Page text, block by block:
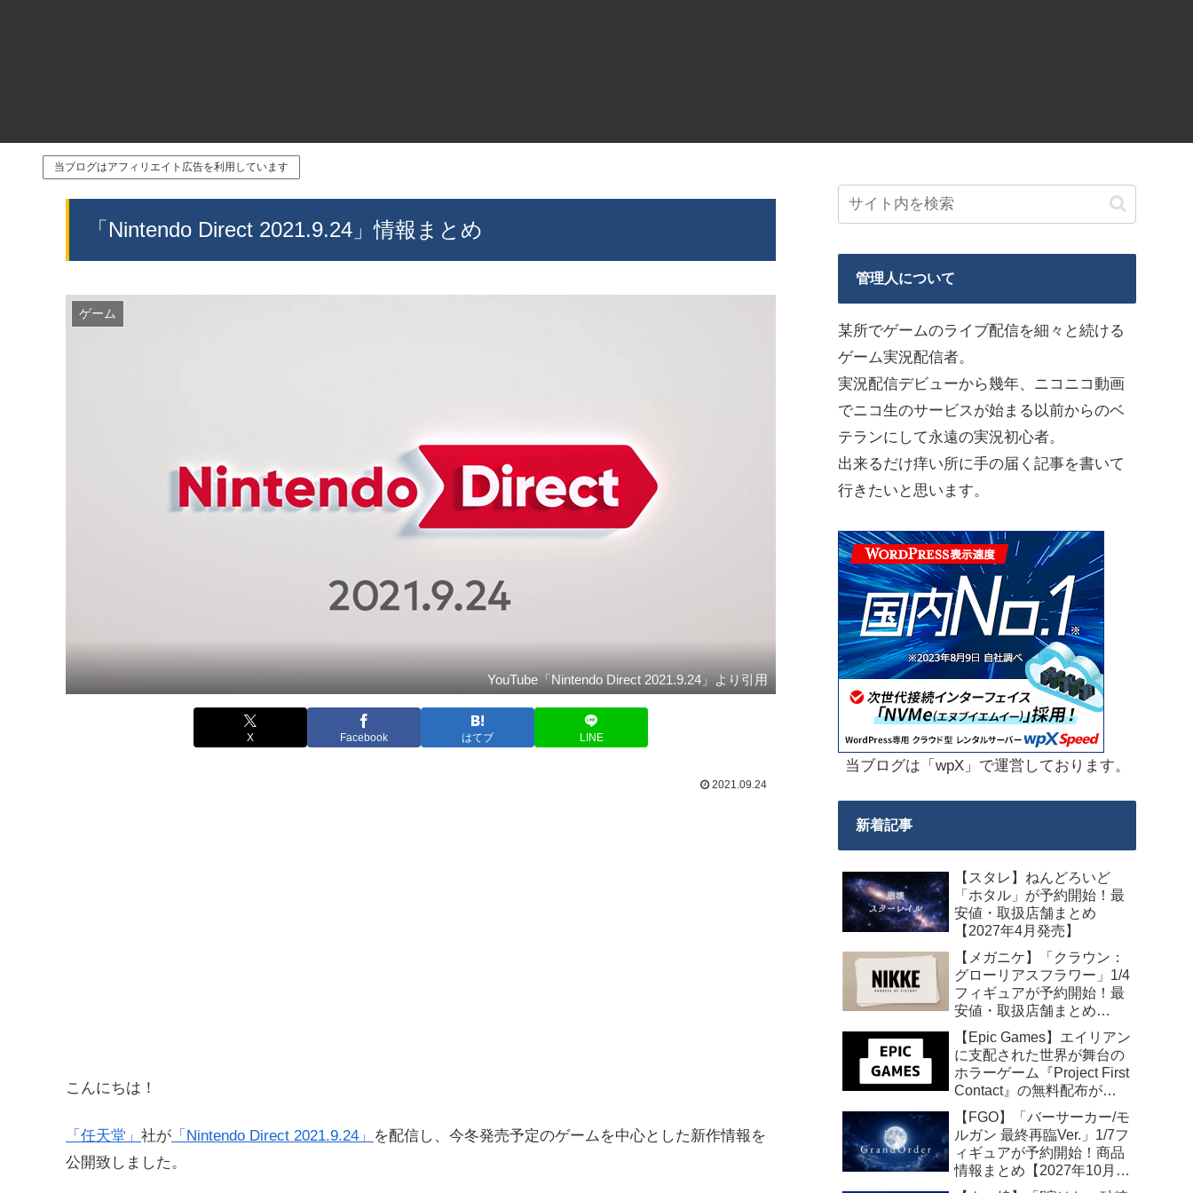
当ブログはアフィリエイト広告を利用しています
「Nintendo Direct 2021.9.24」情報まとめ
ゲーム
YouTube「Nintendo Direct 2021.9.24」より引用
X Facebook はてブ LINE
2021.09.24
こんにちは！
「任天堂」 社が 「Nintendo Direct 2021.9.24」
を配信し、今冬発売予定のゲームを中心とした新作情報を
公開致しました。
管理人について
某所でゲームのライブ配信を細々と続ける
ゲーム実況配信者。
実況配信デビューから幾年、ニコニコ動画
でニコ生のサービスが始まる以前からのベ
テランにして永遠の実況初心者。
出来るだけ痒い所に手の届く記事を書いて
行きたいと思います。
当ブログは「wpX」で運営しております。
新着記事
【スタレ】ねんどろいど
「ホタル」が予約開始！最
安値・取扱店舗まとめ
【2027年4月発売】
【メガニケ】「クラウン：
グローリアスフラワー」1/4
フィギュアが予約開始！最
安値・取扱店舗まとめ
【2027年5月発売】
【Epic Games】エイリアン
に支配された世界が舞台の
ホラーゲーム『Project First
Contact』の無料配布が
2026年8月18日午前7時まで
の期間限定で開始
【FGO】「バーサーカー/モ
ルガン 最終再臨Ver.」1/7フ
ィギュアが予約開始！商品
情報まとめ【2027年10月発
売】